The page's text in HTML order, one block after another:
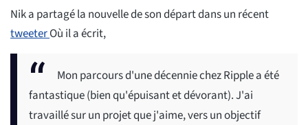
Nik a partagé la nouvelle de son départ dans un récent
tweeterOù il a écrit,
Mon parcours d'une décennie chez Ripple a été
fantastique (bien qu'épuisant et dévorant). J'ai
travaillé sur un projet que j'aime, vers un objectif